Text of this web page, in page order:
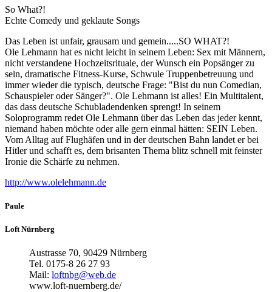
So What?!
Echte Comedy und geklaute Songs
Das Leben ist unfair, grausam und gemein.....SO WHAT?!
Ole Lehmann hat es nicht leicht in seinem Leben: Sex mit Männern,
nicht verstandene Hochzeitsrituale, der Wunsch ein Popsänger zu
sein, dramatische Fitness-Kurse, Schwule Truppenbetreuung und
immer wieder die typisch, deutsche Frage: "Bist du nun Comedian,
Schauspieler oder Sänger?". Ole Lehmann ist alles! Ein Multitalent,
das dass deutsche Schubladendenken sprengt! In seinem
Soloprogramm redet Ole Lehmann über das Leben das jeder kennt,
niemand haben möchte oder alle gern einmal hätten: SEIN Leben.
Vom Alltag auf Flughäfen und in der deutschen Bahn landet er bei
Hitler und schafft es, dem brisanten Thema blitz schnell mit feinster
Ironie die Schärfe zu nehmen.
http://www.olelehmann.de
Paule
Loft Nürnberg
Austrasse 70, 90429 Nürnberg
Tel. 0175-8 26 27 93
Mail: loftnbg@web.de
www.loft-nuernberg.de/